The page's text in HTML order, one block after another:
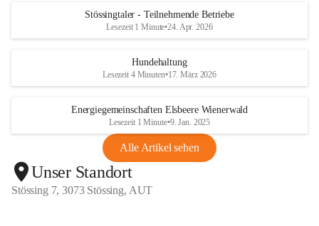
Stössingtaler - Teilnehmende Betriebe
Lesezeit 1 Minute•24. Apr. 2026
Hundehaltung
Lesezeit 4 Minuten•17. März 2026
Energiegemeinschaften Elsbeere Wienerwald
Lesezeit 1 Minute•9. Jan. 2025
Alle Artikel sehen
Unser Standort
Stössing 7, 3073 Stössing, AUT